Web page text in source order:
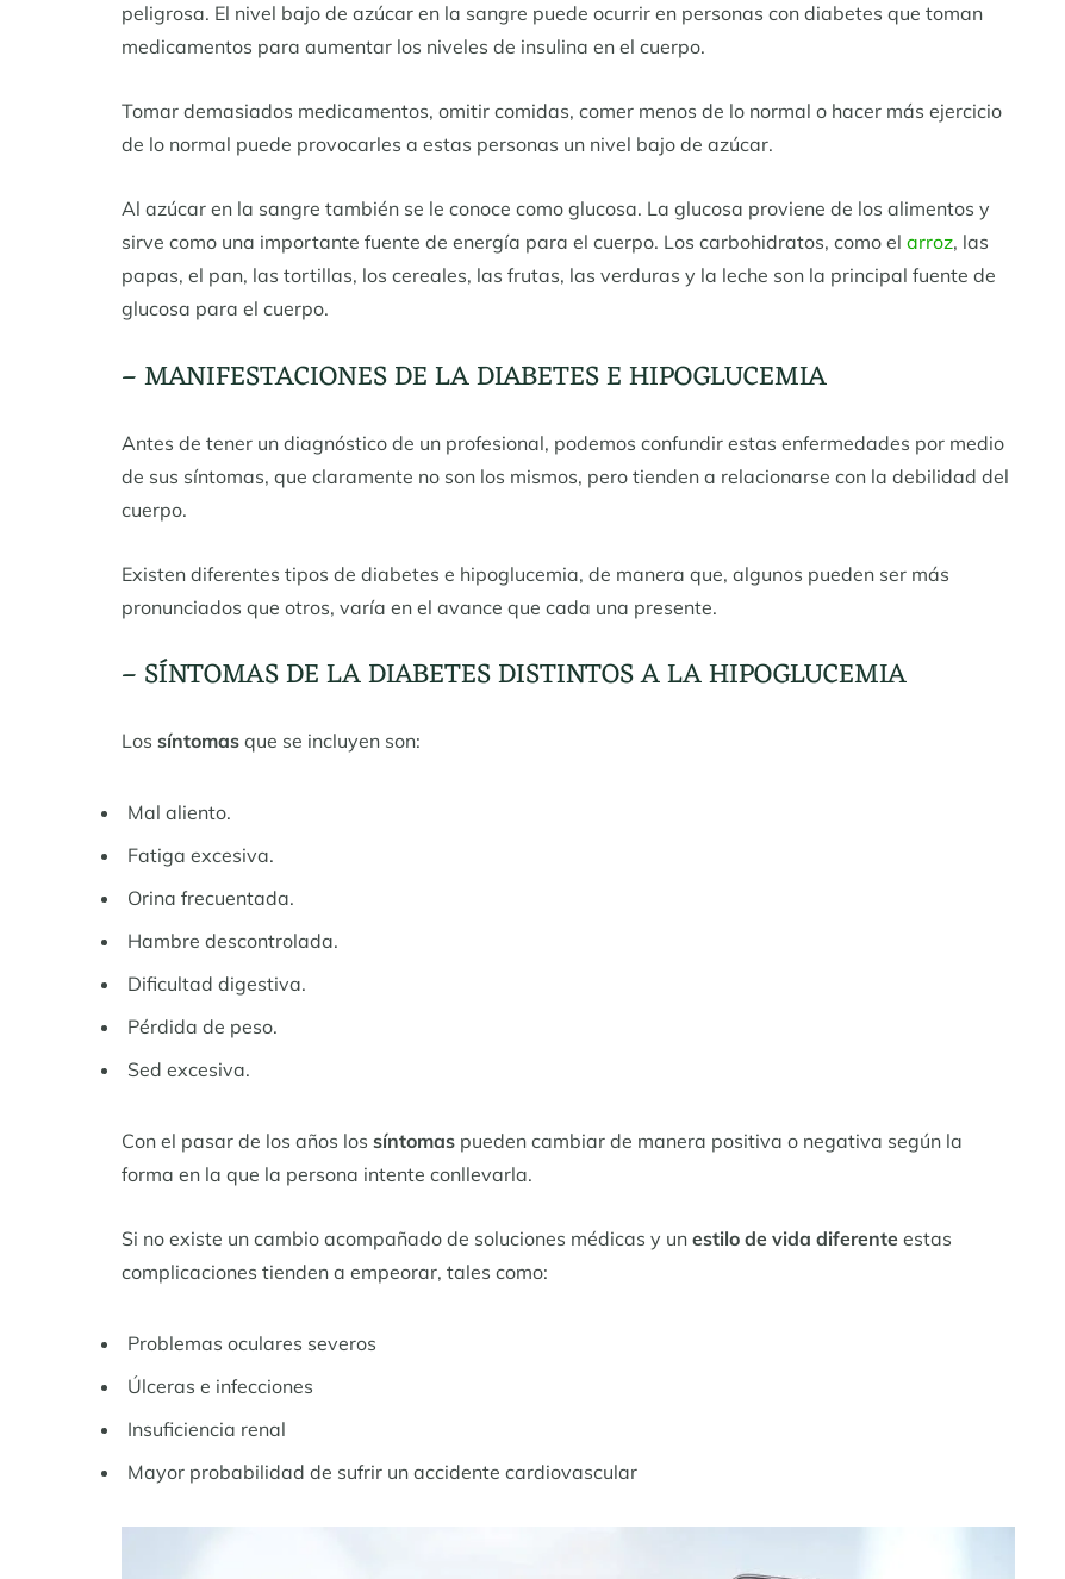
peligrosa. El nivel bajo de azúcar en la sangre puede ocurrir en personas con diabetes que toman
medicamentos para aumentar los niveles de insulina en el cuerpo.
Tomar demasiados medicamentos, omitir comidas, comer menos de lo normal o hacer más ejercicio
de lo normal puede provocarles a estas personas un nivel bajo de azúcar.
Al azúcar en la sangre también se le conoce como glucosa. La glucosa proviene de los alimentos y
sirve como una importante fuente de energía para el cuerpo. Los carbohidratos, como el arroz, las
papas, el pan, las tortillas, los cereales, las frutas, las verduras y la leche son la principal fuente de
glucosa para el cuerpo.
– MANIFESTACIONES DE LA DIABETES E HIPOGLUCEMIA
Antes de tener un diagnóstico de un profesional, podemos confundir estas enfermedades por medio
de sus síntomas, que claramente no son los mismos, pero tienden a relacionarse con la debilidad del
cuerpo.
Existen diferentes tipos de diabetes e hipoglucemia, de manera que, algunos pueden ser más
pronunciados que otros, varía en el avance que cada una presente.
– SÍNTOMAS DE LA DIABETES DISTINTOS A LA HIPOGLUCEMIA
Los síntomas que se incluyen son:
Mal aliento.
Fatiga excesiva.
Orina frecuentada.
Hambre descontrolada.
Dificultad digestiva.
Pérdida de peso.
Sed excesiva.
Con el pasar de los años los síntomas pueden cambiar de manera positiva o negativa según la
forma en la que la persona intente conllevarla.
Si no existe un cambio acompañado de soluciones médicas y un estilo de vida diferente estas
complicaciones tienden a empeorar, tales como:
Problemas oculares severos
Úlceras e infecciones
Insuficiencia renal
Mayor probabilidad de sufrir un accidente cardiovascular